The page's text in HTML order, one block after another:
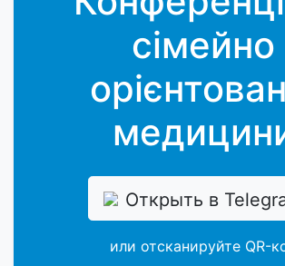
сімейно
Открыть в
или отсканируйте QR-